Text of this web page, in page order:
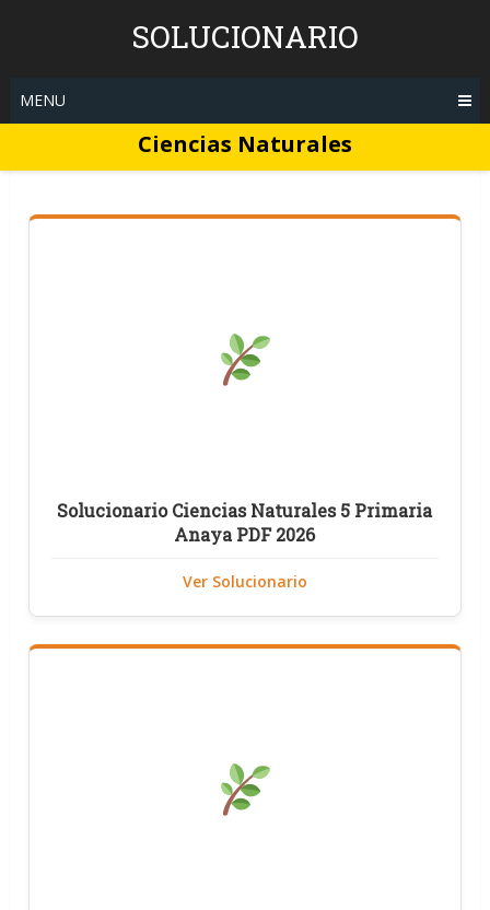
SOLUCIONARIO
MENU
Ciencias Naturales
Solucionario Ciencias Naturales 5 Primaria
Anaya PDF 2026
Ver Solucionario